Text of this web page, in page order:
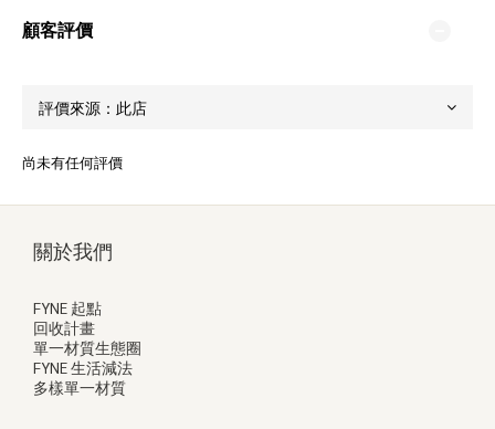
顧客評價
尚未有任何評價
關於我們
FYNE 起點
回收計畫
單一材質生態圈
FYNE 生活減法
多樣單一材質